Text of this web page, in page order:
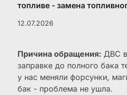
топливе - замена
12.07.2026
Причина обращения: ДВС в
заправке до полного бака
у нас меняли форсунки,
бак - проблема не ушла.